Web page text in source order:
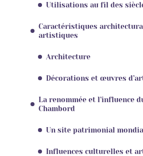
Utilisations au fil des
Caractéristiques
artistiques
Architecture
Décorations et œuvres
La renommée et l’influence
Chambord
Un site patrimonial
Influences culturelles et